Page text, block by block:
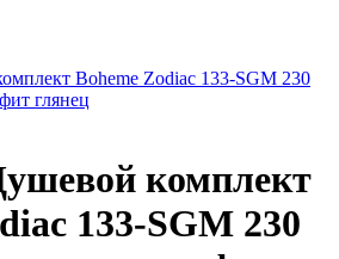
комплект
133-SGM 230